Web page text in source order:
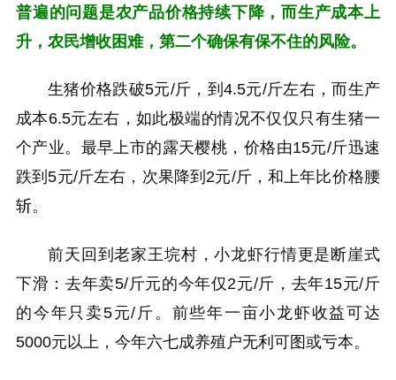
普遍的问题是农产品价格持续下降，而生产成本上
升，农民增收困难，第二个确保有保不住的风险。
生猪价格跌破5元/斤，到4.5元/斤左右，而生产
成本6.5元左右，如此极端的情况不仅仅只有生猪一
个产业。最早上市的露天樱桃，价格由15元/斤迅速
跌到5元/斤左右，次果降到2元/斤，和上年比价格腰
斩。
前天回到老家王垸村，小龙虾行情更是断崖式
下滑：去年卖5/斤元的今年仅2元/斤，去年15元/斤
的今年只卖5元/斤。前些年一亩小龙虾收益可达
5000元以上，今年六七成养殖户无利可图或亏本。